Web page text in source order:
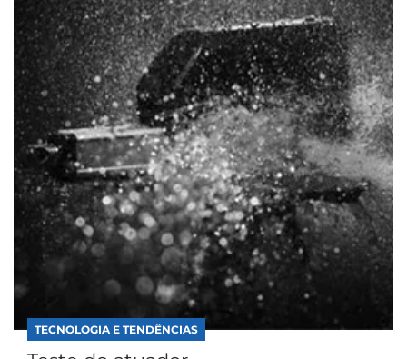
TECNOLOGIA E TENDÊNCIAS